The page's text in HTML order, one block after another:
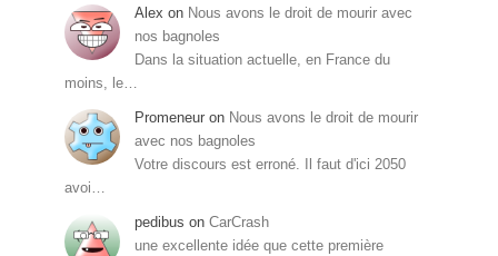
Alex on Nous avons le droit de mourir avec
nos bagnoles
Dans la situation actuelle, en France du
moins, le…
Promeneur on Nous avons le droit de mourir
avec nos bagnoles
Votre discours est erroné. Il faut d'ici 2050
avoi…
pedibus on CarCrash
une excellente idée que cette première